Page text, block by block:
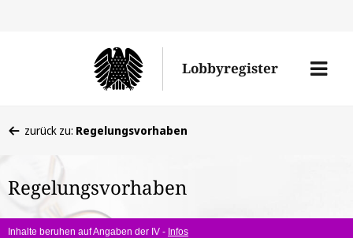
Lobbyregister
Menü
befinden
hier:
zurück zu: Regelungsvorhaben
Regelungsvorhaben
Inhalte beruhen auf Angaben der IV - Infos